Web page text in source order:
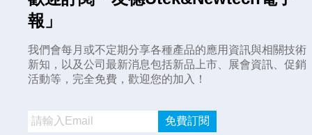
報」
我們會每月或不定期分享各種產品的應用資訊與相關技術
新知，以及公司最新消息包括新品上市、展會資訊、促銷
活動等，完全免費，歡迎您的加入！
免費訂閱